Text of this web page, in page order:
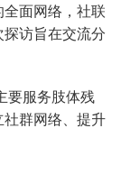
面网络，社联
访旨在交流分
要服务肢体残
社群网络、提升